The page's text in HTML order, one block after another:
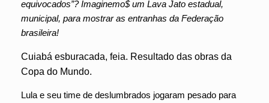
equivocados”? Imaginemo$ um Lava Jato estadual,
municipal, para mostrar as entranhas da Federação
brasileira!
Cuiabá esburacada, feia. Resultado das obras da
Copa do Mundo.
Lula e seu time de deslumbrados jogaram pesado para